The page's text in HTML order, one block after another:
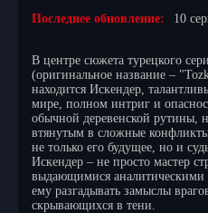
Последнее обновление:
10
В центре сюжета турецкого
(оригинальное название –
находится Искендер,
мире, полном интриг и
обычной деревенской рутины,
втянутым в сложные
не только его будущее, но и
Искендер – не просто мастер
выдающимися аналитическими
ему разгадывать замыслы
скрывающихся в тени.